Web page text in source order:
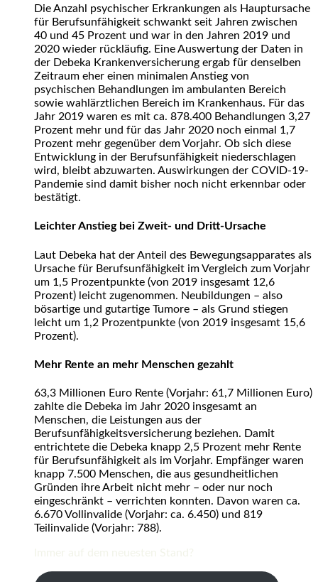
Die Anzahl psychischer Erkrankungen als Hauptursache
für Berufsunfähigkeit schwankt seit Jahren zwischen
40 und 45 Prozent und war in den Jahren 2019 und
2020 wieder rückläufig. Eine Auswertung der Daten in
der Debeka Krankenversicherung ergab für denselben
Zeitraum eher einen minimalen Anstieg von
psychischen Behandlungen im ambulanten Bereich
sowie wahlärztlichen Bereich im Krankenhaus. Für das
Jahr 2019 waren es mit ca. 878.400 Behandlungen 3,27
Prozent mehr und für das Jahr 2020 noch einmal 1,7
Prozent mehr gegenüber dem Vorjahr. Ob sich diese
Entwicklung in der Berufsunfähigkeit niederschlagen
wird, bleibt abzuwarten. Auswirkungen der COVID-19-
Pandemie sind damit bisher noch nicht erkennbar oder
bestätigt.
Leichter Anstieg bei Zweit- und Dritt-Ursache
Laut Debeka hat der Anteil des Bewegungsapparates als
Ursache für Berufsunfähigkeit im Vergleich zum Vorjahr
um 1,5 Prozentpunkte (von 2019 insgesamt 12,6
Prozent) leicht zugenommen. Neubildungen – also
bösartige und gutartige Tumore – als Grund stiegen
leicht um 1,2 Prozentpunkte (von 2019 insgesamt 15,6
Prozent).
Mehr Rente an mehr Menschen gezahlt
63,3 Millionen Euro Rente (Vorjahr: 61,7 Millionen Euro)
zahlte die Debeka im Jahr 2020 insgesamt an
Menschen, die Leistungen aus der
Berufsunfähigkeitsversicherung beziehen. Damit
entrichtete die Debeka knapp 2,5 Prozent mehr Rente
für Berufsunfähigkeit als im Vorjahr. Empfänger waren
knapp 7.500 Menschen, die aus gesundheitlichen
Gründen ihre Arbeit nicht mehr – oder nur noch
eingeschränkt – verrichten konnten. Davon waren ca.
6.670 Vollinvalide (Vorjahr: ca. 6.450) und 819
Teilinvalide (Vorjahr: 788).